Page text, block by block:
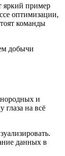
яркий пример
оптимизации,
команды
добычи
и
на всё
данных в